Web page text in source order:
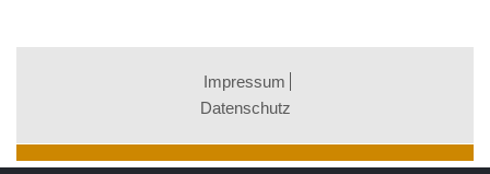
Impressum
Datenschutz